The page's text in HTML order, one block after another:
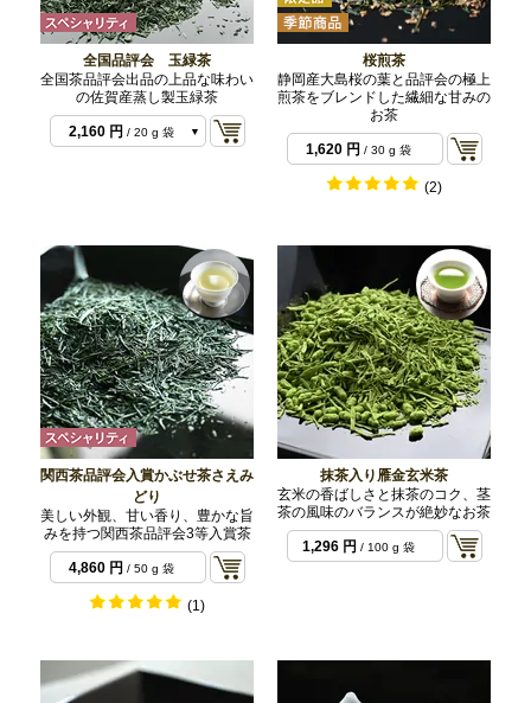
全国品評会 玉緑茶
全国茶品評会出品の上品な味わい
の佐賀産蒸し製玉緑茶
2,160 円 / 20 g 袋
桜煎茶
静岡産大島桜の葉と品評会の極上
煎茶をブレンドした繊細な甘みの
お茶
1,620 円 / 30 g 袋
(2)
関西茶品評会入賞かぶせ茶さえみ
どり
美しい外観、甘い香り、豊かな旨
みを持つ関西茶品評会3等入賞茶
4,860 円 / 50 g 袋
(1)
抹茶入り雁金玄米茶
玄米の香ばしさと抹茶のコク、茎
茶の風味のバランスが絶妙なお茶
1,296 円 / 100 g 袋